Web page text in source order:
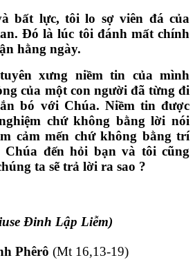
bất lực, tôi lo sợ viên đá của
Đó là lúc tôi đánh mất chính
hằng ngày.
xưng niềm tin của mình
của một con người đã từng đi
bó với Chúa. Niềm tin được
chứ không bằng lời nói
cảm mến chứ không bằng trí
Chúa đến hỏi bạn và tôi cũng
ta sẽ trả lời ra sao ?
Đinh Lập Liễm)
Phêrô (Mt 16,13-19)